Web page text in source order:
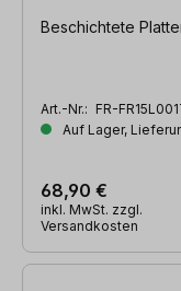
Beschichtete
Art.-Nr.: FR-
Auf Lager,
68,90 €
inkl. MwSt. zzgl.
Versandkosten